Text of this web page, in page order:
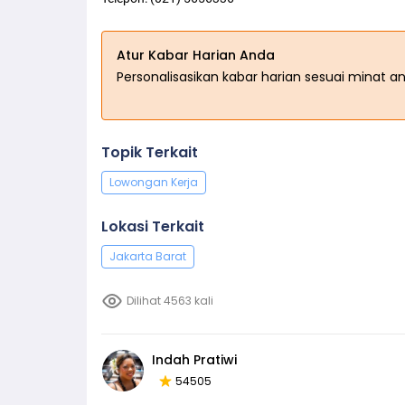
Atur Kabar Harian Anda
Personalisasikan kabar harian sesuai minat
Topik Terkait
Lowongan Kerja
Lokasi Terkait
Jakarta Barat
Dilihat 4563 kali
Indah Pratiwi
54505